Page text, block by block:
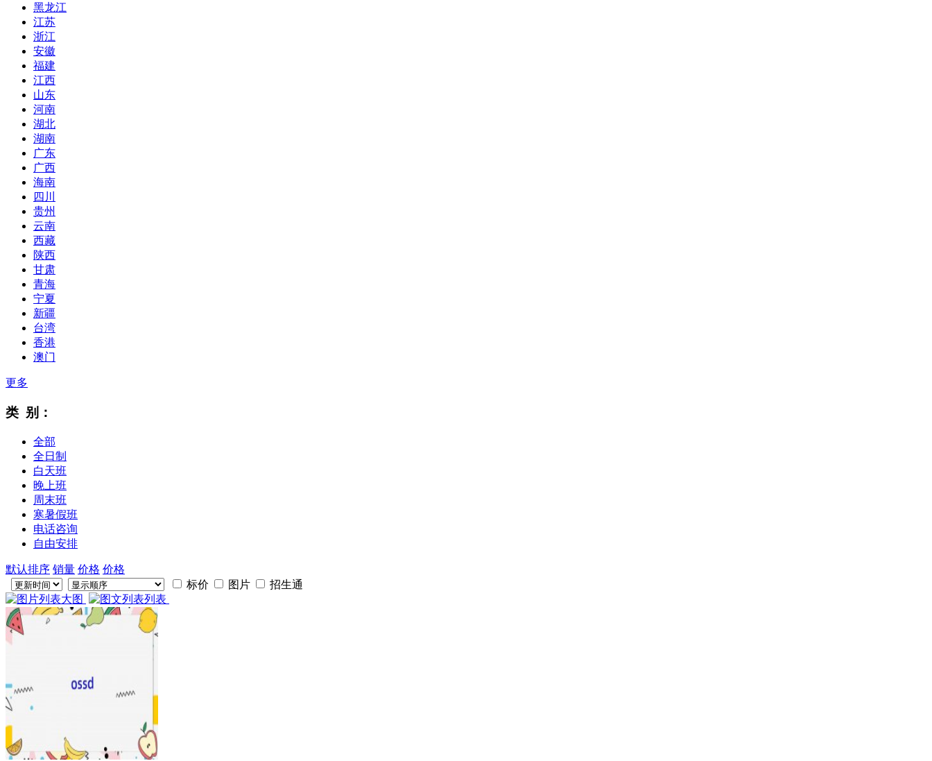
黑龙江
江苏
浙江
安徽
福建
江西
山东
河南
湖北
湖南
广东
广西
海南
四川
贵州
云南
西藏
陕西
甘肃
青海
宁夏
新疆
台湾
香港
澳门
更多
类 别：
全部
全日制
白天班
晚上班
周末班
寒暑假班
电话咨询
自由安排
默认排序 销量 价格 价格
标价
图片
招生通
大图
列表